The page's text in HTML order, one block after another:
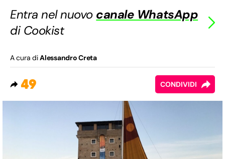
Entra nel nuovo canale WhatsApp
di Cookist
A cura diAlessandro Creta
49 CONDIVIDI